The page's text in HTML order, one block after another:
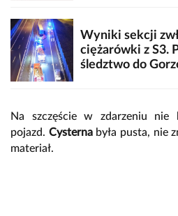
Wyniki sekcji
ciężarówki z S3.
śledztwo do
Na szczęście w zdarzeniu nie
pojazd. Cysternabyła pusta, nie
materiał.